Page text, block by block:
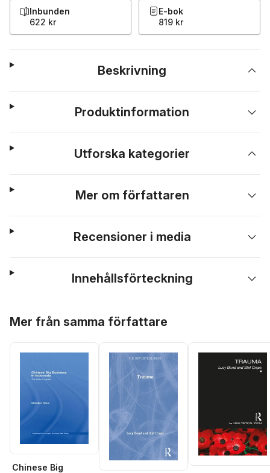
Inbunden
622 kr
E-bok
819 kr
Beskrivning
Produktinformation
Utforska kategorier
Mer om författaren
Recensioner i media
Innehållsförteckning
Mer från samma författare
Chinese Big